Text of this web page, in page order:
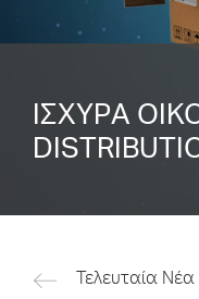
ΙΣΧΥΡA
Τελευταία Νέα